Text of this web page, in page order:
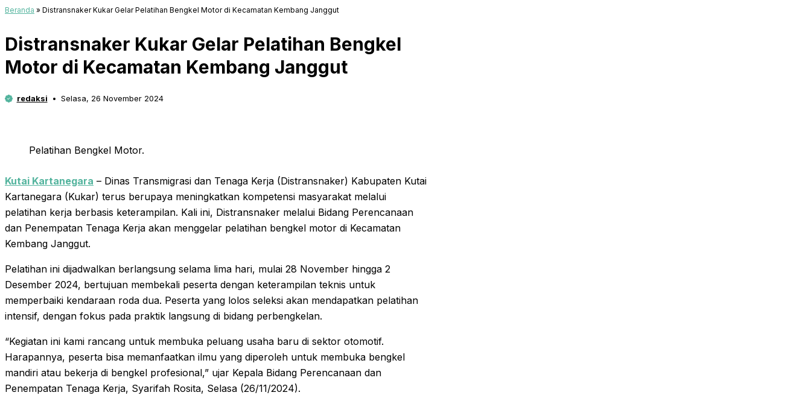
Beranda » Distransnaker Kukar Gelar Pelatihan Bengkel Motor di Kecamatan Kembang Janggut
Distransnaker Kukar Gelar Pelatihan Bengkel
Motor di Kecamatan Kembang Janggut
redaksi Selasa, 26 November 2024
Pelatihan Bengkel Motor.
Kutai Kartanegara – Dinas Transmigrasi dan Tenaga Kerja (Distransnaker) Kabupaten Kutai
Kartanegara (Kukar) terus berupaya meningkatkan kompetensi masyarakat melalui
pelatihan kerja berbasis keterampilan. Kali ini, Distransnaker melalui Bidang Perencanaan
dan Penempatan Tenaga Kerja akan menggelar pelatihan bengkel motor di Kecamatan
Kembang Janggut.
Pelatihan ini dijadwalkan berlangsung selama lima hari, mulai 28 November hingga 2
Desember 2024, bertujuan membekali peserta dengan keterampilan teknis untuk
memperbaiki kendaraan roda dua. Peserta yang lolos seleksi akan mendapatkan pelatihan
intensif, dengan fokus pada praktik langsung di bidang perbengkelan.
“Kegiatan ini kami rancang untuk membuka peluang usaha baru di sektor otomotif.
Harapannya, peserta bisa memanfaatkan ilmu yang diperoleh untuk membuka bengkel
mandiri atau bekerja di bengkel profesional,” ujar Kepala Bidang Perencanaan dan
Penempatan Tenaga Kerja, Syarifah Rosita, Selasa (26/11/2024).